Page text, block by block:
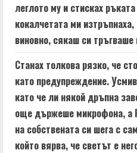
леглото му и стисках
кокалчетата ми
виновно, сякаш си тръгваше
Станах толкова рязко, че
като предупреждение.
като че ли някой дръпна
още държеше микрофона, а
на собствената си шега с
който вярва, че светът е